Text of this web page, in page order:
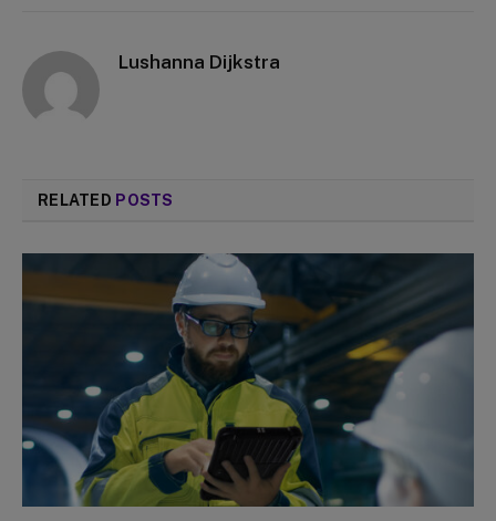
Lushanna Dijkstra
RELATED POSTS